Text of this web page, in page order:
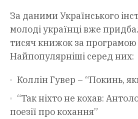
За даними Українського
молоді українці вже
тисяч книжок за програмою
Найпопулярніші серед них:
Коллін Гувер – “Покинь,
“Так ніхто не кохав:
поезії про кохання”